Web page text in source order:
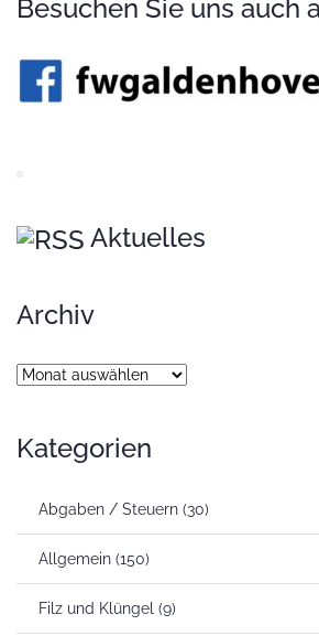
Besuchen Sie uns auch
Aktuelles
Archiv
Archiv
Kategorien
Abgaben / Steuern (30)
Allgemein (150)
Filz und Klüngel (9)